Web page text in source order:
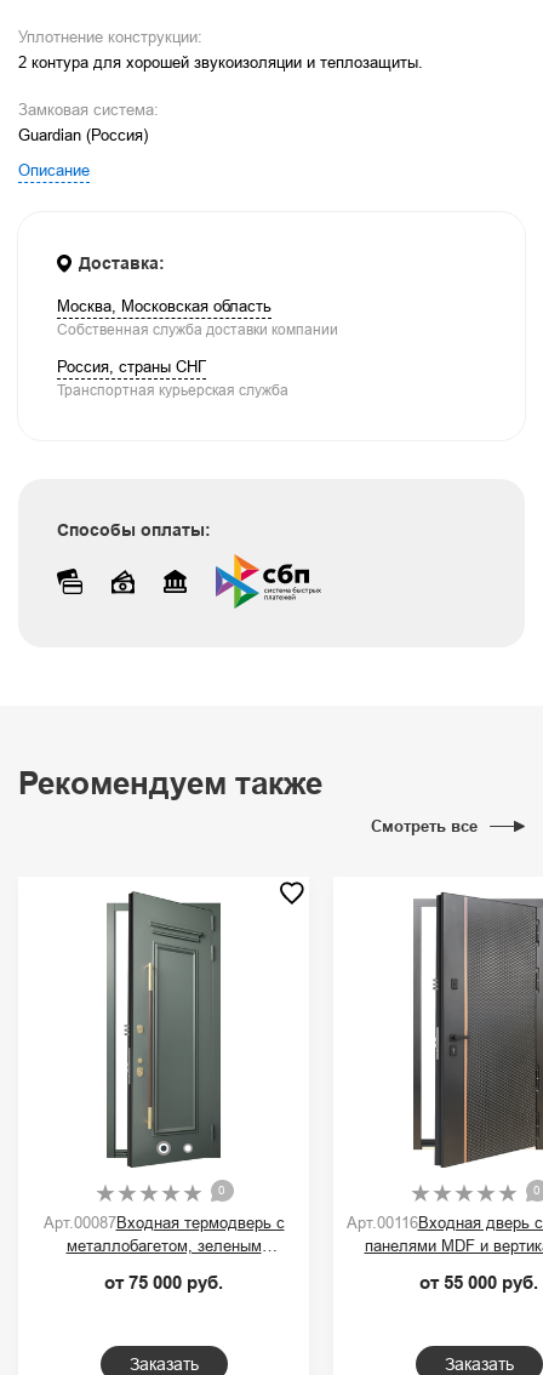
Уплотнение конструкции:
2 контура для хорошей звукоизоляции и теплозащиты.
Замковая система:
Guardian (Россия)
Описание
Доставка:
Москва, Московская область
Собственная служба доставки компании
Россия, страны СНГ
Транспортная курьерская служба
Способы оплаты:
Рекомендуем также
Смотреть все
0
Арт.00087Входная термодверь с
металлобагетом, зеленым
скобой
от 75 000 руб.
Заказать
0
Арт.00116Входная дверь
панелями MDF и
от 55 000 руб.
Заказать